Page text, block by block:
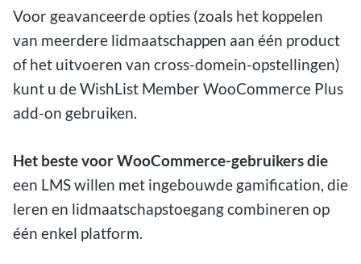
Voor geavanceerde opties (zoals het koppelen
van meerdere lidmaatschappen aan één product
of het uitvoeren van cross-domein-opstellingen)
kunt u de WishList Member WooCommerce Plus
add-on gebruiken.
Het beste voor WooCommerce-gebruikers die
een LMS willen met ingebouwde gamification, die
leren en lidmaatschapstoegang combineren op
één enkel platform.